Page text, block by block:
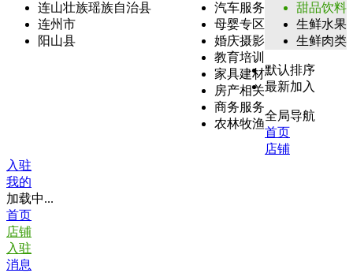
连山壮族瑶族自治县
连州市
阳山县
汽车服务
母婴专区
婚庆摄影
教育培训
家具建材
房产相关
商务服务
农林牧渔
甜品饮料
生鲜水果
生鲜肉类
默认排序
最新加入
全局导航
首页
店铺
入驻
我的
加载中...
首页
店铺
入驻
消息